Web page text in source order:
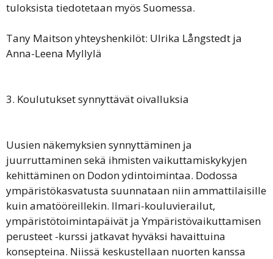
tuloksista tiedotetaan myös Suomessa.
Tany Maitson yhteyshenkilöt: Ulrika Långstedt ja
Anna-Leena Myllylä
3. Koulutukset synnyttävät oivalluksia
Uusien näkemyksien synnyttäminen ja
juurruttaminen sekä ihmisten vaikuttamiskykyjen
kehittäminen on Dodon ydintoimintaa. Dodossa
ympäristökasvatusta suunnataan niin ammattilaisille
kuin amatööreillekin. Ilmari-kouluvierailut,
ympäristötoimintapäivät ja Ympäristövaikuttamisen
perusteet -kurssi jatkavat hyväksi havaittuina
konsepteina. Niissä keskustellaan nuorten kanssa